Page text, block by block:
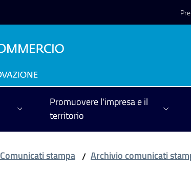
Promuovere l'impresa e il
territorio
Comunicati stampa / Archivio comunicati